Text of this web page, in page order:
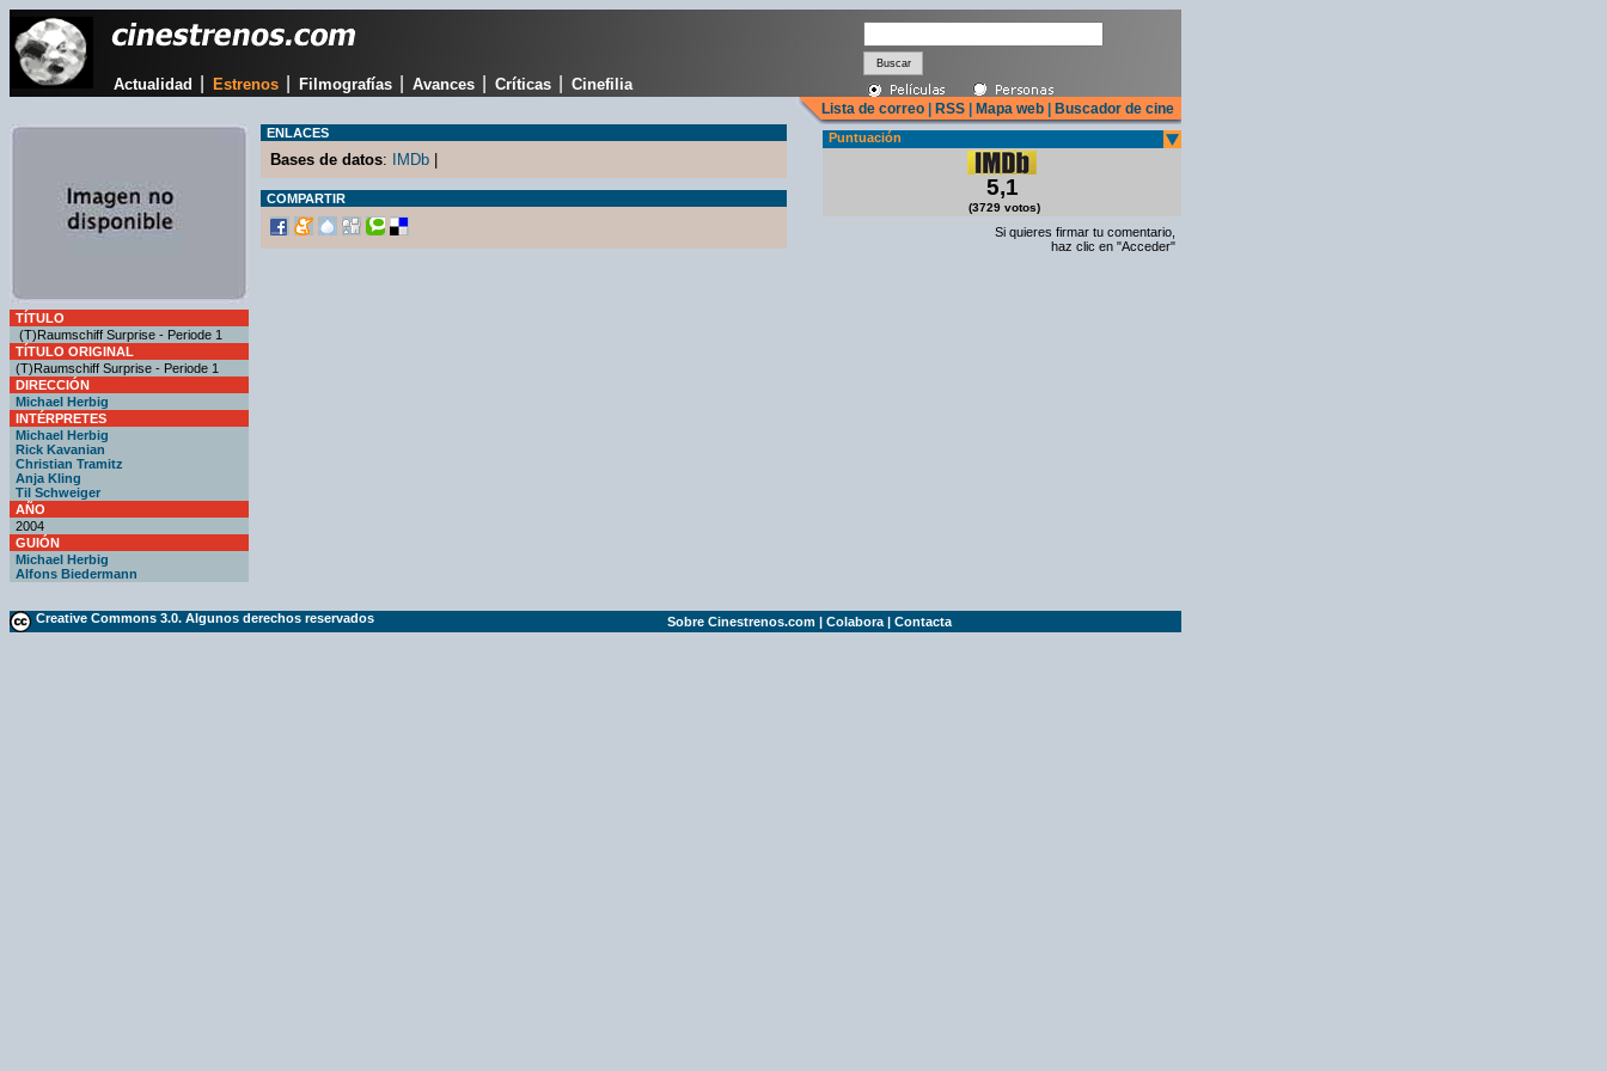
Actualidad Estrenos Filmografías Avances Críticas Cinefilia
Lista de correo RSS Mapa web Buscador de cine
TÍTULO
(T)Raumschiff Surprise - Periode 1
TÍTULO ORIGINAL
(T)Raumschiff Surprise - Periode 1
DIRECCIÓN
Michael Herbig
INTÉRPRETES
Michael Herbig
Rick Kavanian
Christian Tramitz
Anja Kling
Til Schweiger
AÑO
2004
GUIÓN
Michael Herbig
Alfons Biedermann
ENLACES
Bases de datos: IMDb
COMPARTIR
Puntuación
5,1
(3729 votos)
Si quieres firmar tu comentario,
haz clic en "Acceder"
Creative Commons 3.0. Algunos derechos reservados Sobre Cinestrenos.com | Colabora | Contacta